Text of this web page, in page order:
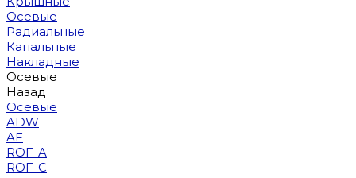
Осевые
Радиальные
Канальные
Накладные
Осевые
Назад
Осевые
ADW
AF
ROF-A
ROF-C